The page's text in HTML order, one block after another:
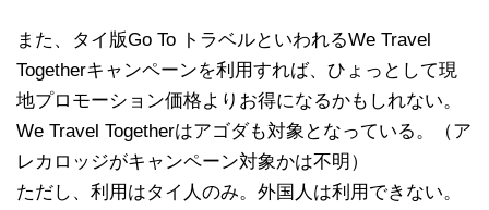
また、タイ版Go To トラベルといわれるWe Travel
Togetherキャンペーンを利用すれば、ひょっとして現
地プロモーション価格よりお得になるかもしれない。
We Travel Togetherはアゴダも対象となっている。（ア
レカロッジがキャンペーン対象かは不明）
ただし、利用はタイ人のみ。外国人は利用できない。